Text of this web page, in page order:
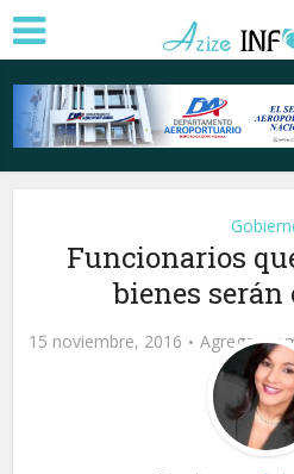
Funcionarios
bienes
15 noviembre, 2016 Agregar